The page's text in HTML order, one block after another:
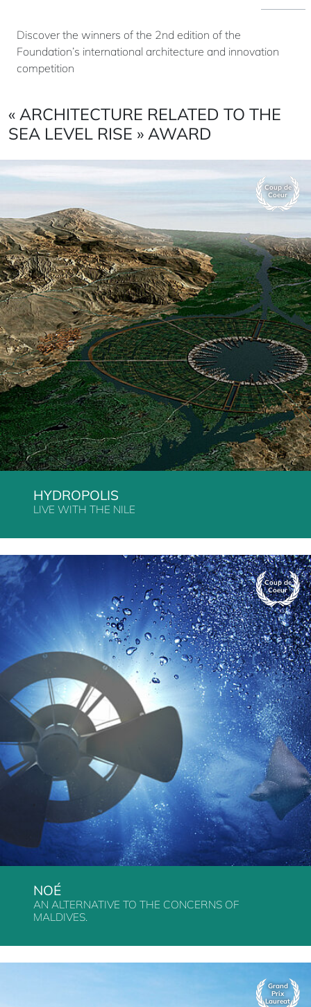
Discover the winners of the 2nd edition of the
Foundation’s international architecture and innovation
competition
« ARCHITECTURE RELATED TO THE
SEA LEVEL RISE » AWARD
Coup de
Coeur
HYDROPOLIS
LIVE WITH THE NILE
Coup de
Coeur
NOÉ
AN ALTERNATIVE TO THE CONCERNS OF
MALDIVES.
Grand
Prix
Laureat